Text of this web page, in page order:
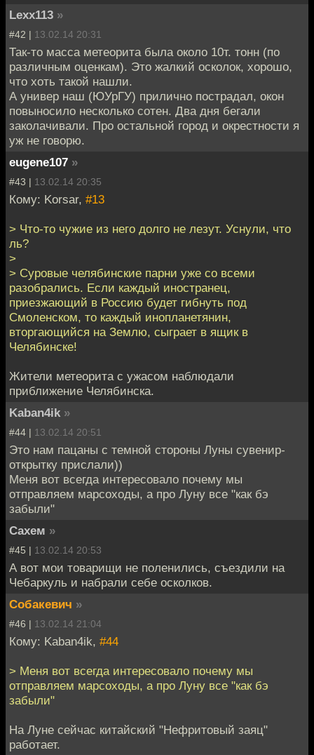
Lexx113 »
#42 | 13.02.14 20:31
Так-то масса метеорита была около 10т. тонн (по
различным оценкам). Это жалкий осколок, хорошо,
что хоть такой нашли.
А универ наш (ЮУрГУ) прилично пострадал, окон
повыносило несколько сотен. Два дня бегали
заколачивали. Про остальной город и окрестности я
уж не говорю.
eugene107 »
#43 | 13.02.14 20:35
Кому: Korsar, #13
> Что-то чужие из него долго не лезут. Уснули, что
ль?
>
> Суровые челябинские парни уже со всеми
разобрались. Если каждый иностранец,
приезжающий в Россию будет гибнуть под
Смоленском, то каждый инопланетянин,
вторгающийся на Землю, сыграет в ящик в
Челябинске!
Жители метеорита с ужасом наблюдали
приближение Челябинска.
Kaban4ik »
#44 | 13.02.14 20:51
Это нам пацаны с темной стороны Луны сувенир-
открытку прислали))
Меня вот всегда интересовало почему мы
отправляем марсоходы, а про Луну все "как бэ
забыли"
Сахем »
#45 | 13.02.14 20:53
А вот мои товарищи не поленились, съездили на
Чебаркуль и набрали себе осколков.
Собакевич »
#46 | 13.02.14 21:04
Кому: Kaban4ik, #44
> Меня вот всегда интересовало почему мы
отправляем марсоходы, а про Луну все "как бэ
забыли"
На Луне сейчас китайский "Нефритовый заяц"
работает.